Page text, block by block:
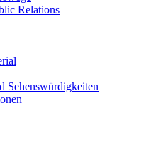
Relations
Sehenswürdigkeiten